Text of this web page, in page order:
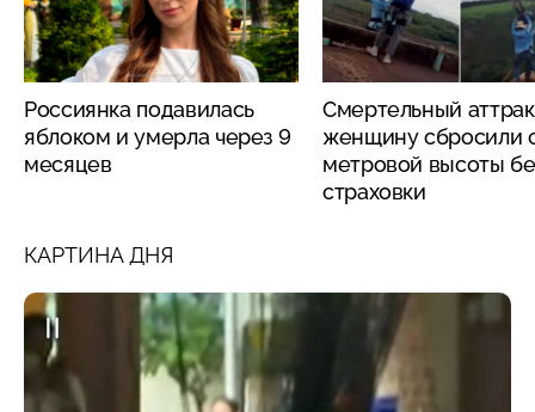
Россиянка подавилась
яблоком и умерла через 9
месяцев
Смертельный
женщину сбросили
метровой высоты
страховки
КАРТИНА ДНЯ